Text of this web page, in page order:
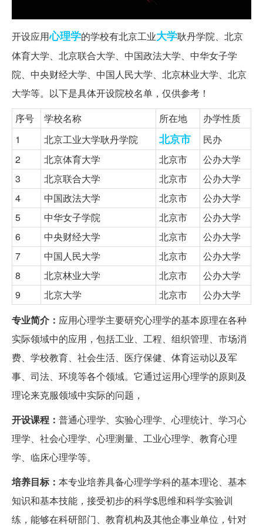
开设应用心理学的学校有北京工业大学耿丹学院、北京
体育大学、北京联合大学、中国政法大学、中华女子学
院、中央财经大学、中国人民大学、北京林业大学、北京
大学等。以下是具体开设院校名单，仅供参考！
序号
学校名称 所在地
办学性质
1
北京工业大学耿丹学院 北京市
民办
2
北京体育大学 北京市
公办大学
3
北京联合大学 北京市
公办大学
4
中国政法大学 北京市
公办大学
5
中华女子学院 北京市
公办大学
6
中央财经大学 北京市
公办大学
7
中国人民大学 北京市
公办大学
8
北京林业大学 北京市
公办大学
9
北京大学 北京市
公办大学
专业简介： 应用心理学主要研究心理学的基本原理在各种
实际领域中的应用，包括工业、工程、组织管理、市场消
费、学校教育、社会生活、医疗保健、体育运动以及军
事、司法、环境等各个领域。它通过运用心理学的原则及
理论来克服领域中实际的问题，
开设课程： 普通心理学、实验心理学、心理统计、学习心
理学、社会心理学、心理测量、工业心理学、教育心理
学、临床心理学等。
培养目标： 本专业培养具备心理学学科的基本理论、基本
知识和基本技能，接受初步的科学$思维和科学实验训
练，能够在科研部门、教育机构及其他企事业单位，针对